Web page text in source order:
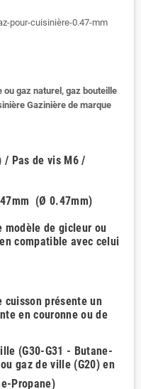
pour-cuisinière-0.47-mm
gaz naturel, gaz bouteille
Gazinière de marque
/ Pas de vis M6 /
(Ø 0.47mm)
de gicleur ou
compatible avec celui
cuisson présente un
en couronne ou de
(G30-G31 - Butane-
ougaz de ville (G20) en
Propane)